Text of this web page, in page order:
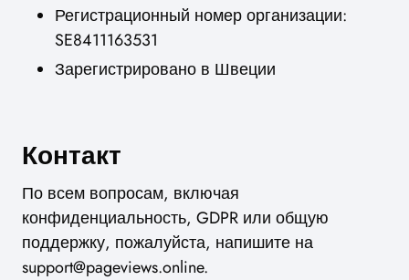
Регистрационный номер организации:
SE8411163531
Зарегистрировано в Швеции
Контакт
По всем вопросам, включая
конфиденциальность, GDPR или общую
поддержку, пожалуйста, напишите на
support@pageviews.online.